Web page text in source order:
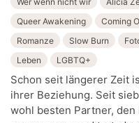
Queer Awakening
Coming
Romanze
Slow Burn
Leben
LGBTQ+
Schon seit längerer Zeit
ihrer Beziehung. Seit
wohl besten Partner, den